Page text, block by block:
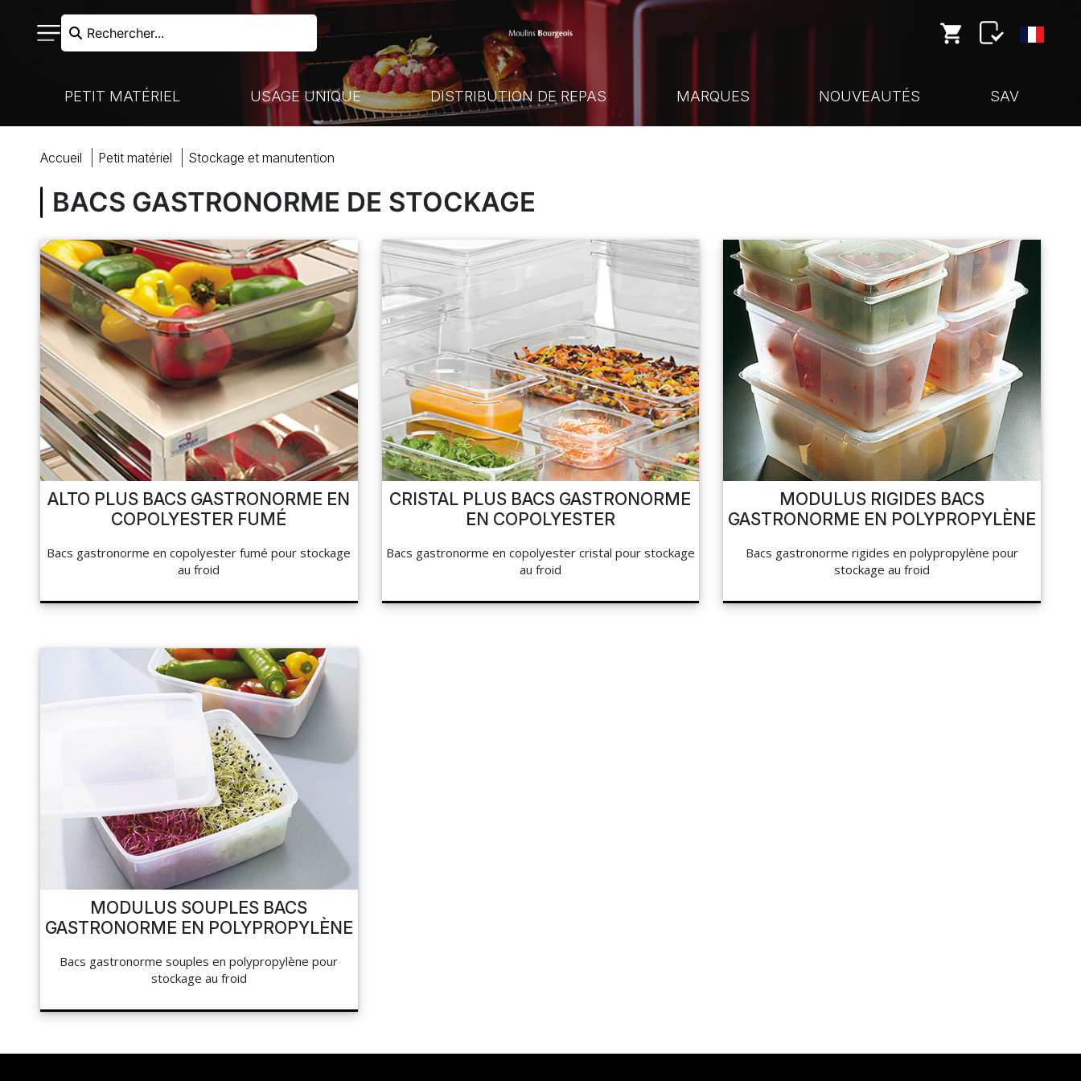
CUISSON
PRÉPARATION
BOULANGERIE
PÂTISSERIE
SUCRE ET GLACE
LA BOUTIQUE
ET MANUTENTION
HYGIÈNE ET ENTRETIEN
LIBRAIRIE
À USAGE UNIQUE
BOULANGERIE-PÂTISSERIE
COCKTAILS ET BUFFETS
NAPPAGE ET SERVIETTES
CUISSON ET PRÉPARATION
HYGIÈNE
FROIDE - LIAISON CHAUDE
NOS MARQUES
Rechercher...
PETIT MATÉRIEL USAGE UNIQUE DISTRIBUTION DE REPAS MARQUES NOUVEAUTÉS SAV
RECHERCHER
ACCUEIL
MON COMPTE
MES LISTES
MA COMMANDE
RÉSEAUX SOCIAUX
accueil petit matériel stockage et manutention
BACS GASTRONORME DE STOCKAGE
ALTO PLUS BACS GASTRONORME EN
COPOLYESTER FUMÉ
Bacs gastronorme en copolyester fumé pour stockage
au froid
CRISTAL PLUS BACS GASTRONORME
EN COPOLYESTER
Bacs gastronorme en copolyester cristal pour stockage
au froid
MODULUS RIGIDES BACS
GASTRONORME EN POLYPROPYLÈNE
Bacs gastronorme rigides en polypropylène pour
stockage au froid
MODULUS SOUPLES BACS
GASTRONORME EN POLYPROPYLÈNE
Bacs gastronorme souples en polypropylène pour
stockage au froid